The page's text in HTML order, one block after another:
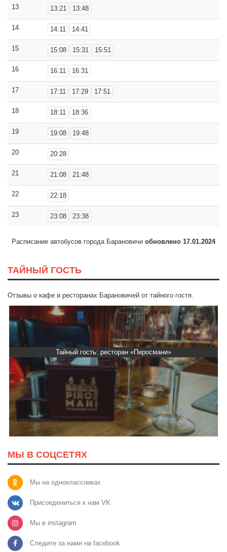
13 13:21 13:48
14 14:11 14:41
15 15:08 15:31 15:51
16 16:11 16:31
17 17:11 17:29 17:51
18 18:11 18:36
19 19:08 19:48
20 20:28
21 21:08 21:48
22 22:18
23 23:08 23:38
Расписание автобусов города Барановичи обновлено 17.01.2024
ТАЙНЫЙ ГОСТЬ
Отзывы о кафе и ресторанах Барановичей от тайного гостя.
Тайный гость: ресторан «Пиросмани»
МЫ В СОЦСЕТЯХ
Мы на одноклассниках
Присоедениться к нам VK
Мы в instagram
Следите за нами на facebook